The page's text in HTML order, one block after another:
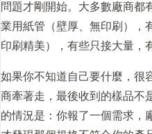
問題才剛開始。大多數廠商都
業用紙管（壁厚、無印刷），
印刷精美），有些只接大量，
如果你不知道自己要什麼，很
商牽著走，最後收到的樣品不
的情況是：你報了一個需求，